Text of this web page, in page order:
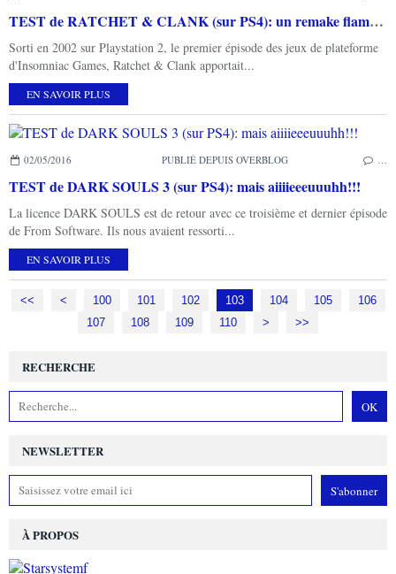
TEST de RATCHET & CLANK (sur PS4): un remake flamboyant!
Sorti en 2002 sur Playstation 2, le premier épisode des jeux de plateforme
d'Insomniac Games, Ratchet & Clank apportait...
EN SAVOIR PLUS
02/05/2016 PUBLIÉ DEPUIS OVERBLOG
TEST de DARK SOULS 3 (sur PS4): mais aiiiieeeuuuhh!!!
La licence DARK SOULS est de retour avec ce troisième et dernier épisode
de From Software. Ils nous avaient ressorti...
EN SAVOIR PLUS
<< < 100 101 102 103 104 105
106
107
108 109 110 120
> >>
NEWSLETTER
RECHERCHE
À PROPOS